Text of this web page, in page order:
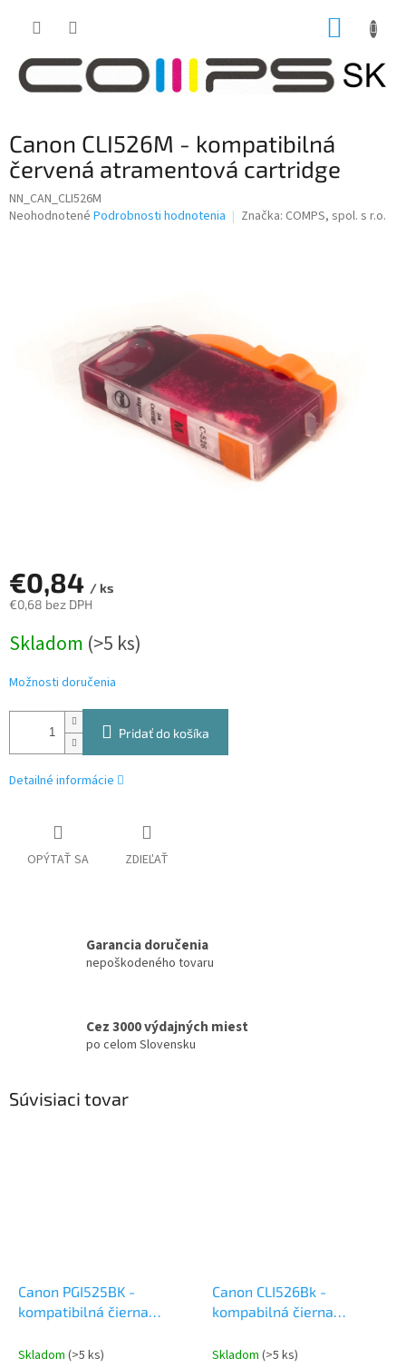
Canon CLI526M - kompatibilná
červená atramentová cartridge
NN_CAN_CLI526M
Priemerné
Neohodnotené Podrobnosti hodnotenia Značka: COMPS, spol. s r.o.
€0,84 / ks
€0,68 bez DPH
cena:
Skladom (>5 ks)
Možnosti doručenia
Pridať do košíka
Detailné informácie
OPÝTAŤ SA ZDIEĽAŤ
Garancia doručenia
nepoškodeného tovaru
Cez 3000 výdajných miest
po celom Slovensku
Súvisiaci tovar
Canon PGI525BK -
kompatibilná čierna
Skladom (>5 ks)
Canon CLI526Bk -
kompabilná čierna
Skladom (>5 ks)